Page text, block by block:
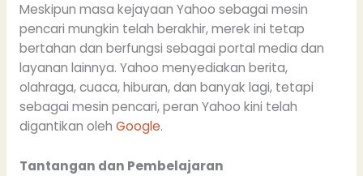
Meskipun masa kejayaan Yahoo sebagai mesin
pencari mungkin telah berakhir, merek ini tetap
bertahan dan berfungsi sebagai portal media dan
layanan lainnya. Yahoo menyediakan berita,
olahraga, cuaca, hiburan, dan banyak lagi, tetapi
sebagai mesin pencari, peran Yahoo kini telah
digantikan oleh Google.
Tantangan dan Pembelajaran